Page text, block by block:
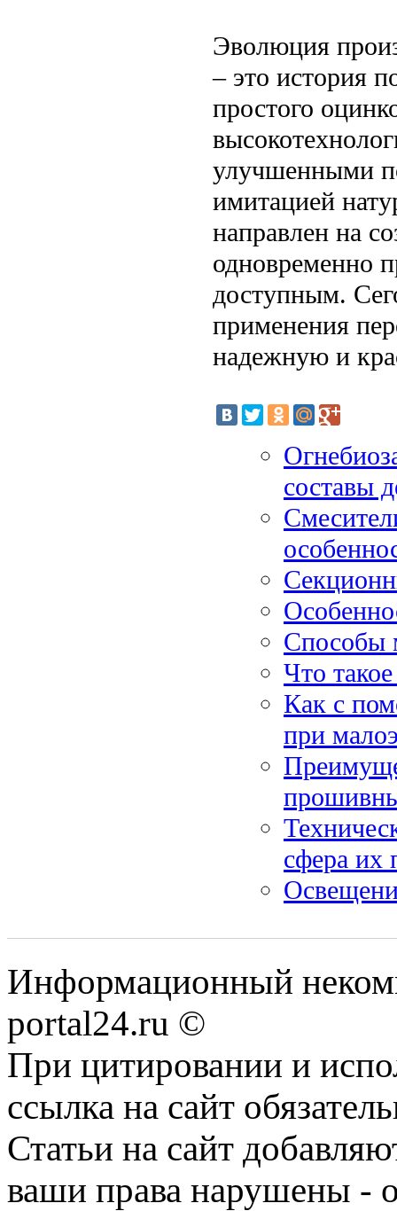
Эволюция
– это история
простого
улучшенными
имитацией
направлен на
одновременно
доступным.
применения
надежную и
составы
Способы
Что
Как с
при
сфера их
Информационный
portal24.ru ©
При цитировании и
ссылка на сайт
Статьи на сайт
ваши права нарушены -